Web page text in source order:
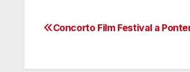
Navigazione
Concorto Film Festival a